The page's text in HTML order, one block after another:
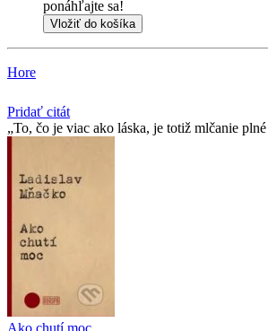
ponáhľajte sa!
Vložiť do košíka
Hore
Pridať citát
To, čo je viac ako láska, je totiž mlčanie